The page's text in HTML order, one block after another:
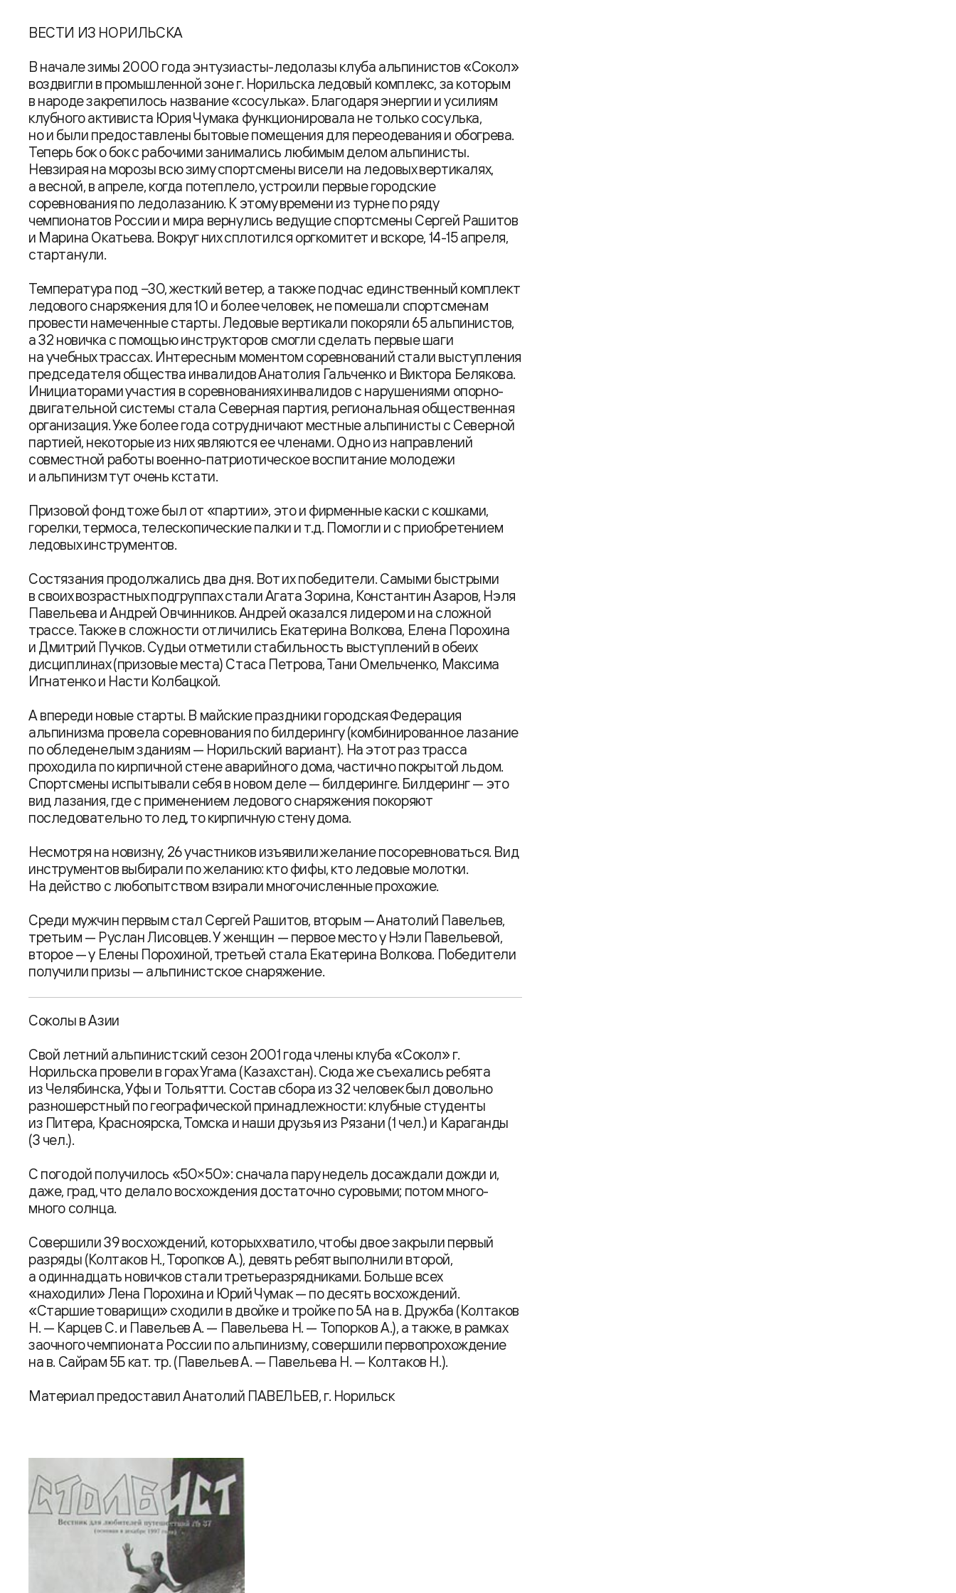
ВЕСТИ ИЗ НОРИЛЬСКА
В начале зимы 2000 года энтузиасты-ледолазы клуба альпинистов «Сокол»
воздвигли в промышленной зоне г. Норильска ледовый комплекс, за которым
в народе закрепилось название «сосулька». Благодаря энергии и усилиям
клубного активиста Юрия Чумака функционировала не только сосулька,
но и были предоставлены бытовые помещения для переодевания и обогрева.
Теперь бок о бок с рабочими занимались любимым делом альпинисты.
Невзирая на морозы всю зиму спортсмены висели на ледовых вертикалях,
а весной, в апреле, когда потеплело, устроили первые городские
соревнования по ледолазанию. К этому времени из турне по ряду
чемпионатов России и мира вернулись ведущие спортсмены Сергей Рашитов
и Марина Окатьева. Вокруг них сплотился оргкомитет и вскоре, 14-15 апреля,
стартанули.
Температура под −30, жесткий ветер, а также подчас единственный комплект
ледового снаряжения для 10 и более человек, не помешали спортсменам
провести намеченные старты. Ледовые вертикали покоряли 65 альпинистов,
а 32 новичка с помощью инструкторов смогли сделать первые шаги
на учебных трассах. Интересным моментом соревнований стали выступления
председателя общества инвалидов Анатолия Гальченко и Виктора Белякова.
Инициаторами участия в соревнованиях инвалидов с нарушениями опорно-
двигательной системы стала Северная партия, региональная общественная
организация. Уже более года сотрудничают местные альпинисты с Северной
партией, некоторые из них являются ее членами. Одно из направлений
совместной работы военно-патриотическое воспитание молодежи
и альпинизм тут очень кстати.
Призовой фонд тоже был от «партии», это и фирменные каски с кошками,
горелки, термоса, телескопические палки и т.д. Помогли и с приобретением
ледовых инструментов.
Состязания продолжались два дня. Вот их победители. Самыми быстрыми
в своих возрастных подгруппах стали Агата Зорина, Константин Азаров, Нэля
Павельева и Андрей Овчинников. Андрей оказался лидером и на сложной
трассе. Также в сложности отличились Екатерина Волкова, Елена Порохина
и Дмитрий Пучков. Судьи отметили стабильность выступлений в обеих
дисциплинах (призовые места) Стаса Петрова, Тани Омельченко, Максима
Игнатенко и Насти Колбацкой.
А впереди новые старты. В майские праздники городская Федерация
альпинизма провела соревнования по билдерингу (комбинированное лазание
по обледенелым зданиям — Норильский вариант). На этот раз трасса
проходила по кирпичной стене аварийного дома, частично покрытой льдом.
Спортсмены испытывали себя в новом деле — билдеринге. Билдеринг — это
вид лазания, где с применением ледового снаряжения покоряют
последовательно то лед, то кирпичную стену дома.
Несмотря на новизну, 26 участников изъявили желание посоревноваться. Вид
инструментов выбирали по желанию: кто фифы, кто ледовые молотки.
На действо с любопытством взирали многочисленные прохожие.
Среди мужчин первым стал Сергей Рашитов, вторым — Анатолий Павельев,
третьим — Руслан Лисовцев. У женщин — первое место у Нэли Павельевой,
второе — у Елены Порохиной, третьей стала Екатерина Волкова. Победители
получили призы — альпинистское снаряжение.
Соколы в Азии
Свой летний альпинистский сезон 2001 года члены клуба «Сокол» г.
Норильска провели в горах Угама (Казахстан). Сюда же съехались ребята
из Челябинска, Уфы и Тольятти. Состав сбора из 32 человек был довольно
разношерстный по географической принадлежности: клубные студенты
из Питера, Красноярска, Томска и наши друзья из Рязани (1 чел.) и Караганды
(3 чел.).
С погодой получилось «50×50»: сначала пару недель досаждали дожди и,
даже, град, что делало восхождения достаточно суровыми; потом много-
много солнца.
Совершили 39 восхождений, которых хватило, чтобы двое закрыли первый
разряды (Колтаков Н., Торопков А.), девять ребят выполнили второй,
а одиннадцать новичков стали третьеразрядниками. Больше всех
«находили» Лена Порохина и Юрий Чумак — по десять восхождений.
«Старшие товарищи» сходили в двойке и тройке по 5А на в. Дружба (Колтаков
Н. — Карцев С. и Павельев А. — Павельева Н. — Топорков А.), а также, в рамках
заочного чемпионата России по альпинизму, совершили первопрохождение
на в. Сайрам 5Б кат. тр. (Павельев А. — Павельева Н. — Колтаков Н.).
Материал предоставил Анатолий ПАВЕЛЬЕВ, г. Норильск